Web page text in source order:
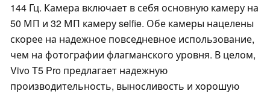
144 Гц. Камера включает в себя основную камеру на
50 МП и 32 МП камеру selfie. Обе камеры нацелены
скорее на надежное повседневное использование,
чем на фотографии флагманского уровня. В целом,
Vivo T5 Pro предлагает надежную
производительность, выносливость и хорошую